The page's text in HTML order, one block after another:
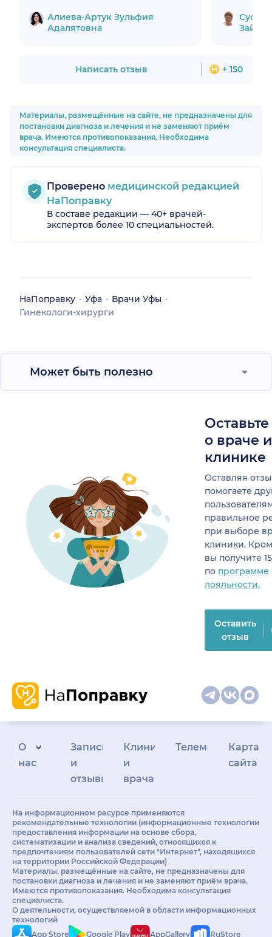
Алиева-Артук Зульфия
Адалятовна
надежные руки. С
Резеда
лечения
гораздо лучше!
Написать отзыв + 150
Материалы, размещённые на сайте, не предназначены для
постановки диагноза и лечения и не заменяют приём
врача. Имеются противопоказания. Необходима
консультация специалиста.
Проверено медицинской редакцией
НаПоправку
В составе редакции — 40+ врачей-
экспертов более 10 специальностей.
НаПоправку Уфа
Врачи Уфы
Гинекологи-хирурги
Может быть полезно
о враче
клинике
Оставляя
помогаете
правильное
при выборе
клиники.
вы получите
по программе
лояльности.
Оставить
отзыв
О
нас
Запись
и
отзывы
Клиникам
и
врачам
Телемедицина
Карта
сайта
На информационном ресурсе применяются
рекомендательные технологии (информационные технологии
предоставления информации на основе сбора,
систематизации и анализа сведений, относящихся к
предпочтениям пользователей сети "Интернет", находящихся
на территории Российской Федерации)
Материалы, размещённые на сайте, не предназначены для
постановки диагноза и лечения и не заменяют приём врача.
Имеются противопоказания. Необходима консультация
специалиста.
О деятельности, осуществляемой в области информационных
технологий
App Store
Google Play AppGallery RuStore